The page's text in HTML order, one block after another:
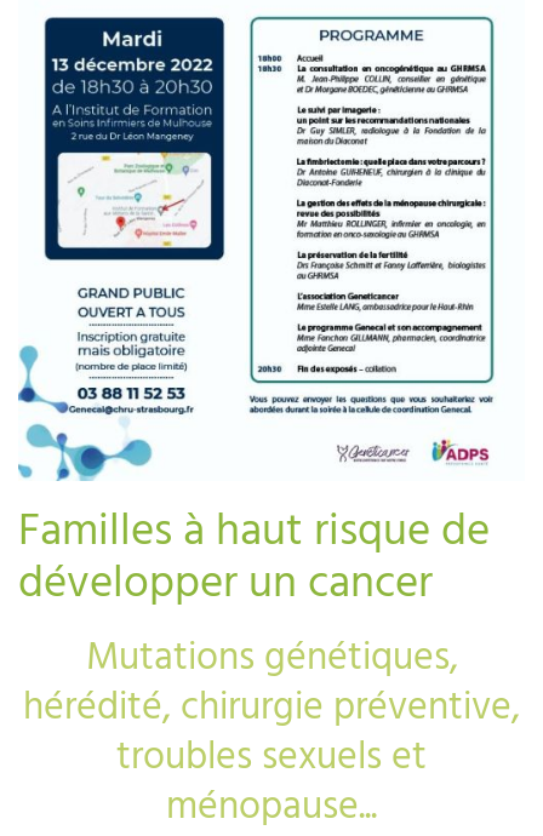
Familles à haut risque de
développer un cancer
Mutations génétiques,
hérédité, chirurgie préventive,
troubles sexuels et
ménopause...